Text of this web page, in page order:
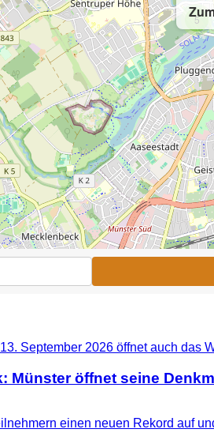
5
Münster öffnet seine